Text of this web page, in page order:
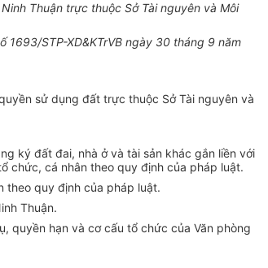
Thuận trực thuộc Sở Tài nguyên và Môi
STP-XD&KTrVB ngày 30 tháng 9 năm
sử dụng đất trực thuộc Sở Tài nguyên và
ký đất đai, nhà ở và tài sản khác gắn liền với
chức, cá nhân theo quy định của pháp luật.
theo quy định của pháp luật.
Thuận.
quyền hạn và cơ cấu tổ chức của Văn phòng